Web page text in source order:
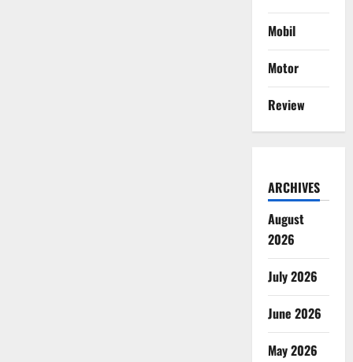
Mobil
Motor
Review
ARCHIVES
August
2026
July 2026
June 2026
May 2026